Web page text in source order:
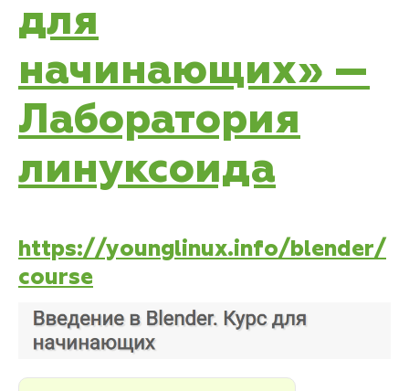
для
начинающих» —
Лаборатория
линуксоида
https://younglinux.info/blender/
course